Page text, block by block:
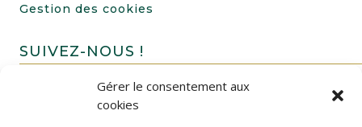
Gérer le consentement aux
cookies
Gestion des cookies
SUIVEZ-NOUS !